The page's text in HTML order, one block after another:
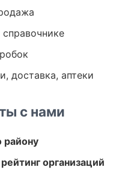
доставка, аптеки
с нами
району
организаций